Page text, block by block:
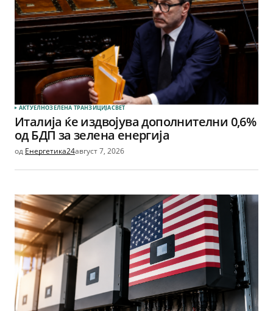
АКТУЕЛНОЗЕЛЕНА ТРАНЗИЦИЈАСВЕТ
Италија ќе издвојува дополнителни 0,6%
од БДП за зелена енергија
од Енергетика24август 7, 2026